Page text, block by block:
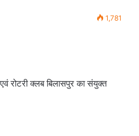
1,781
रोटरी क्लब बिलासपुर का संयुक्त